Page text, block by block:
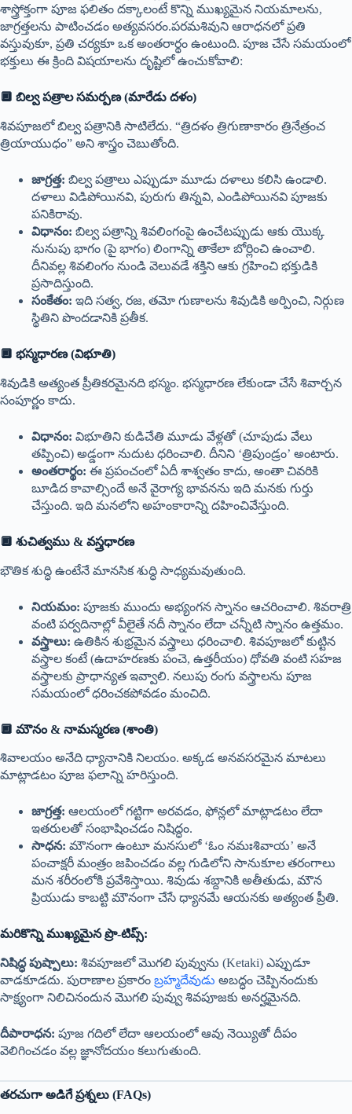
శాస్త్రోక్తంగా పూజ ఫలితం దక్కాలంటే కొన్ని ముఖ్యమైన నియమాలను,
జాగ్రత్తలను పాటించడం అత్యవసరం.పరమశివుని ఆరాధనలో ప్రతి
వస్తువుకూ, ప్రతి చర్యకూ ఒక అంతరార్థం ఉంటుంది. పూజ చేసే సమయంలో
భక్తులు ఈ క్రింది విషయాలను దృష్టిలో ఉంచుకోవాలి:
🔲 బిల్వ పత్రాల సమర్పణ (మారేడు దళం)
శివపూజలో బిల్వ పత్రానికి సాటిలేదు. “త్రిదళం త్రిగుణాకారం త్రినేత్రంచ
త్రియాయుధం” అని శాస్త్రం చెబుతోంది.
జాగ్రత్త: బిల్వ పత్రాలు ఎప్పుడూ మూడు దళాలు కలిసి ఉండాలి.
దళాలు విడిపోయినవి, పురుగు తిన్నవి, ఎండిపోయినవి పూజకు
పనికిరావు.
విధానం: బిల్వ పత్రాన్ని శివలింగంపై ఉంచేటప్పుడు ఆకు యొక్క
నునుపు భాగం (పై భాగం) లింగాన్ని తాకేలా బోర్లించి ఉంచాలి.
దీనివల్ల శివలింగం నుండి వెలువడే శక్తిని ఆకు గ్రహించి భక్తుడికి
ప్రసాదిస్తుంది.
సంకేతం: ఇది సత్వ, రజ, తమో గుణాలను శివుడికి అర్పించి, నిర్గుణ
స్థితిని పొందడానికి ప్రతీక.
🔲 భస్మధారణ (విభూతి)
శివుడికి అత్యంత ప్రీతికరమైనది భస్మం. భస్మధారణ లేకుండా చేసే శివార్చన
సంపూర్ణం కాదు.
విధానం: విభూతిని కుడిచేతి మూడు వేళ్లతో (చూపుడు వేలు
తప్పించి) అడ్డంగా నుదుట ధరించాలి. దీనిని ‘త్రిపుండ్రం’ అంటారు.
అంతరార్థం: ఈ ప్రపంచంలో ఏదీ శాశ్వతం కాదు, అంతా చివరికి
బూడిద కావాల్సిందే అనే వైరాగ్య భావనను ఇది మనకు గుర్తు
చేస్తుంది. ఇది మనలోని అహంకారాన్ని దహించివేస్తుంది.
🔲 శుచిత్వము & వస్త్రధారణ
భౌతిక శుద్ధి ఉంటేనే మానసిక శుద్ధి సాధ్యమవుతుంది.
నియమం: పూజకు ముందు అభ్యంగన స్నానం ఆచరించాలి. శివరాత్రి
వంటి పర్వదినాల్లో వీలైతే నదీ స్నానం లేదా చన్నీటి స్నానం ఉత్తమం.
వస్త్రాలు: ఉతికిన శుభ్రమైన వస్త్రాలు ధరించాలి. శివపూజలో కుట్టిన
వస్త్రాల కంటే (ఉదాహరణకు పంచె, ఉత్తరీయం) ధోవతి వంటి సహజ
వస్త్రాలకు ప్రాధాన్యత ఇవ్వాలి. నలుపు రంగు వస్త్రాలను పూజ
సమయంలో ధరించకపోవడం మంచిది.
🔲 మౌనం & నామస్మరణ (శాంతి)
శివాలయం అనేది ధ్యానానికి నిలయం. అక్కడ అనవసరమైన మాటలు
మాట్లాడటం పూజ ఫలాన్ని హరిస్తుంది.
జాగ్రత్త: ఆలయంలో గట్టిగా అరవడం, ఫోన్లలో మాట్లాడటం లేదా
ఇతరులతో సంభాషించడం నిషిద్ధం.
సాధన: మౌనంగా ఉంటూ మనసులో ‘ఓం నమఃశివాయ’ అనే
పంచాక్షరీ మంత్రం జపించడం వల్ల గుడిలోని సానుకూల తరంగాలు
మన శరీరంలోకి ప్రవేశిస్తాయి. శివుడు శబ్దానికి అతీతుడు, మౌన
ప్రియుడు కాబట్టి మౌనంగా చేసే ధ్యానమే ఆయనకు అత్యంత ప్రీతి.
మరికొన్ని ముఖ్యమైన ప్రొ-టిప్స్:
నిషిద్ధ పుష్పాలు: శివపూజలో మొగలి పువ్వును (Ketaki) ఎప్పుడూ
వాడకూడదు. పురాణాల ప్రకారం బ్రహ్మదేవుడు అబద్ధం చెప్పినందుకు
సాక్ష్యంగా నిలిచినందున మొగలి పువ్వు శివపూజకు అనర్హమైనది.
దీపారాధన: పూజ గదిలో లేదా ఆలయంలో ఆవు నెయ్యితో దీపం
వెలిగించడం వల్ల జ్ఞానోదయం కలుగుతుంది.
తరచుగా అడిగే ప్రశ్నలు (FAQs)